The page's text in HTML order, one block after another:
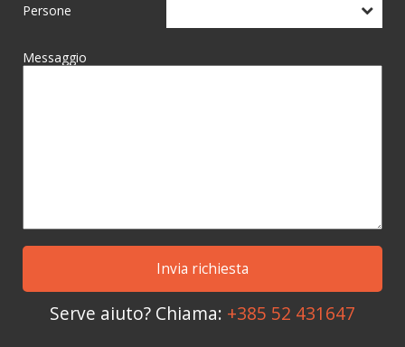
Persone
Messaggio
Serve aiuto? Chiama: +385 52 431647